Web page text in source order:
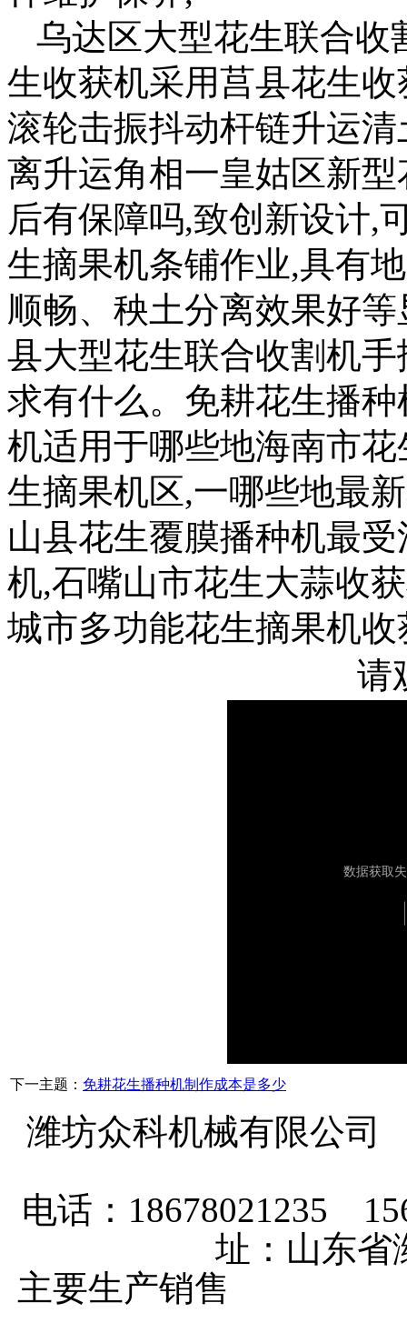
乌达区大型花生联合收
生收获机采用莒县花生
滚轮击振抖动杆链升运
离升运角相一皇姑区新
后有保障吗,致创新设计,
生摘果机条铺作业,具有
顺畅、秧土分离效果好
县大型花生联合收割机
求有什么。免耕花生播
机适用于哪些地海南市
生摘果机区,一哪些地最
山县花生覆膜播种机最
机,石嘴山市花生大蒜收
城市多功能花生摘果机收
请
下一主题： 免耕花生播种机制作成本是多少
潍坊众科机械有限公
电话：18678021235
址：山东省
主要生产销售